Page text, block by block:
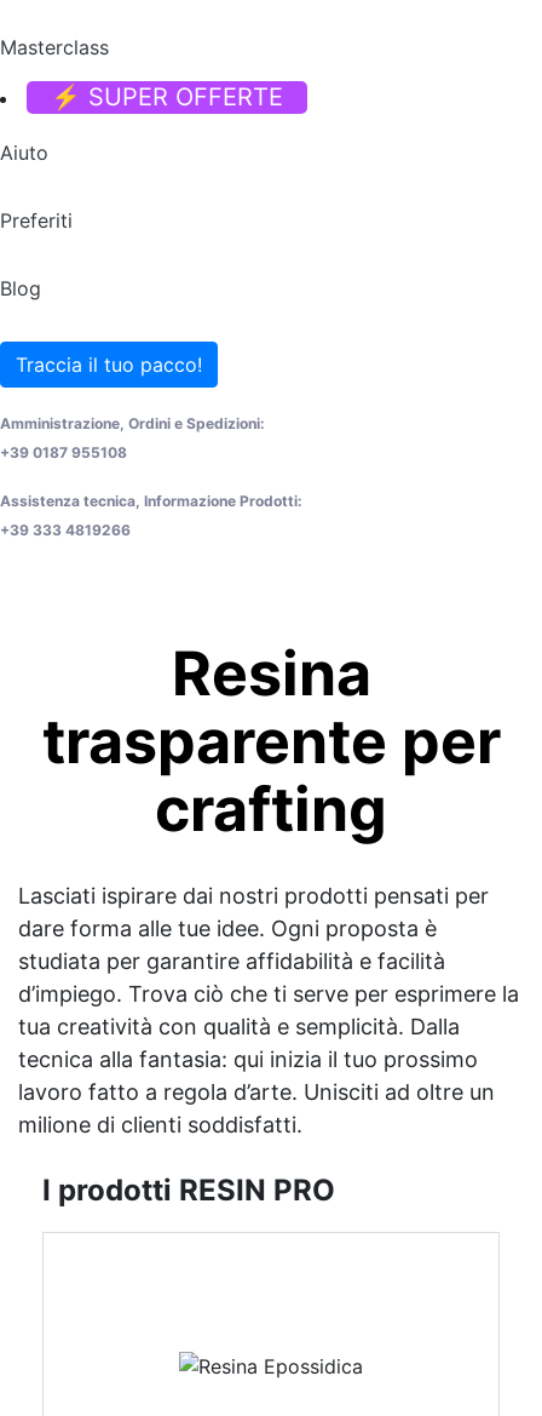
Masterclass
⚡ SUPER OFFERTE
Aiuto
Preferiti
Blog
Traccia il tuo pacco!
Amministrazione, Ordini e Spedizioni:
+39 0187 955108
Assistenza tecnica, Informazione Prodotti:
+39 333 4819266
Resina
trasparente per
crafting
Lasciati ispirare dai nostri prodotti pensati per
dare forma alle tue idee. Ogni proposta è
studiata per garantire affidabilità e facilità
d’impiego. Trova ciò che ti serve per esprimere la
tua creatività con qualità e semplicità. Dalla
tecnica alla fantasia: qui inizia il tuo prossimo
lavoro fatto a regola d’arte. Unisciti ad oltre un
milione di clienti soddisfatti.
I prodotti RESIN PRO